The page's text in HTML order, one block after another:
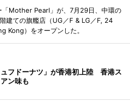
「Mother Pearl」が、7月29日、中環の
建ての旗艦店（UG／F & LG／F, 24
Kong）をオープンした。
フドーナツ」が香港初上陸 香港ス
ン味も